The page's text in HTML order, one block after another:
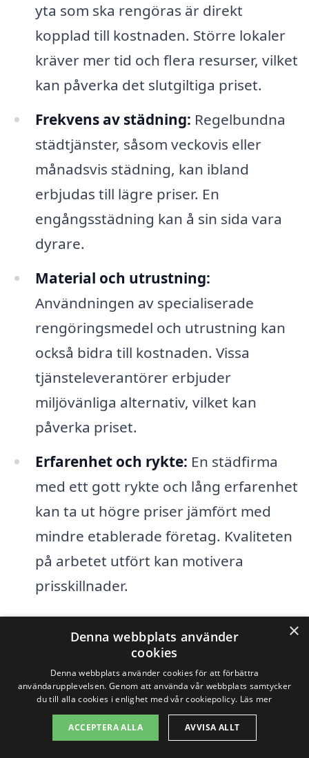
yta som ska rengöras är direkt
kopplad till kostnaden. Större lokaler
kräver mer tid och flera resurser, vilket
kan påverka det slutgiltiga priset.
Frekvens av städning: Regelbundna
städtjänster, såsom veckovis eller
månadsvis städning, kan ibland
erbjudas till lägre priser. En
engångsstädning kan å sin sida vara
dyrare.
Material och utrustning:
Användningen av specialiserade
rengöringsmedel och utrustning kan
också bidra till kostnaden. Vissa
tjänsteleverantörer erbjuder
miljövänliga alternativ, vilket kan
påverka priset.
Erfarenhet och rykte: En städfirma
med ett gott rykte och lång erfarenhet
kan ta ut högre priser jämfört med
mindre etablerade företag. Kvaliteten
på arbetet utfört kan motivera
prisskillnader.
Att förstå dessa faktorer hjälper dig att
bättre navigera i processen att få offerter
för industristädning i Hagfors. Genom att
begära flera offerter från olika företag
kan du få en översikt över priser och
×
Denna webbplats använder
cookies
Denna webbplats använder cookies för att förbättra
användarupplevelsen. Genom att använda vår webbplats samtycker
du till alla cookies i enlighet med vår cookiepolicy. Läs mer
ACCEPTERA ALLA AVVISA ALLT